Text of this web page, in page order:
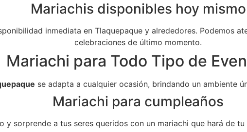
Mariachis disponibles hoy mismo
inmediata en Tlaquepaque y alrededores. Podemos
celebraciones de último momento.
Mariachi para Todo Tipo de
se adapta a cualquier ocasión, brindando un ambiente
Mariachi para cumpleaños
y sorprende a tus seres queridos con un mariachi que hará de